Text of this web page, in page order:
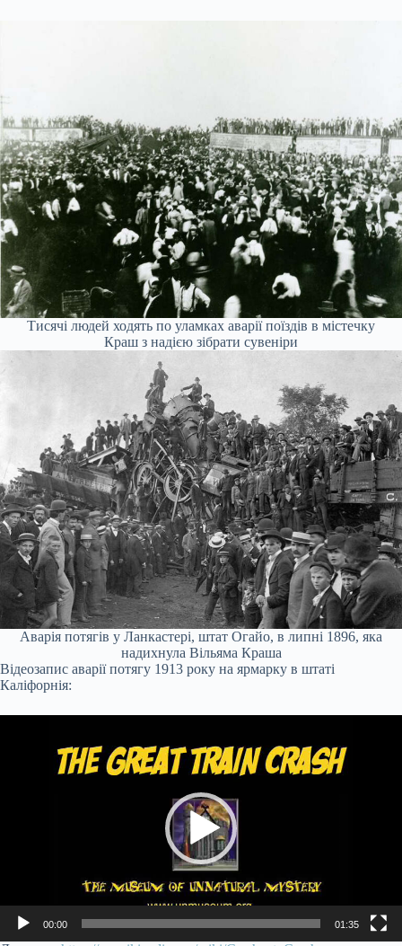
Тисячі людей ходять по уламках аварії поїздів в містечку
Краш з надією зібрати сувеніри
Аварія потягів у Ланкастері, штат Огайо, в липні 1896, яка
надихнула Вільяма Краша
Відеозапис аварії потягу 1913 року на ярмарку в штаті
Каліфорнія:
00:00 01:35